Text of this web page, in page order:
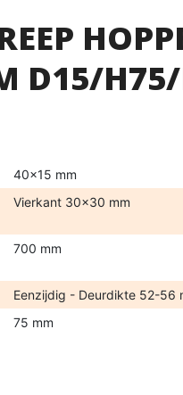
D15/H75/
40x15 mm
Vierkant 30x30 mm
700 mm
Eenzijdig - Deurdikte 52-56
75 mm